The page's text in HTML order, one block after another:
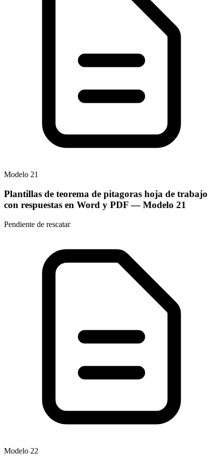
Modelo 21
Plantillas de teorema de pitagoras hoja de trabajo
con respuestas en Word y PDF— Modelo 21
Pendiente de rescatar
Modelo 22